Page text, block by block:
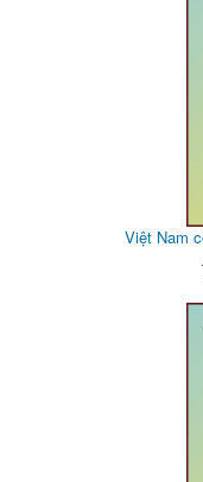
Việt Nam